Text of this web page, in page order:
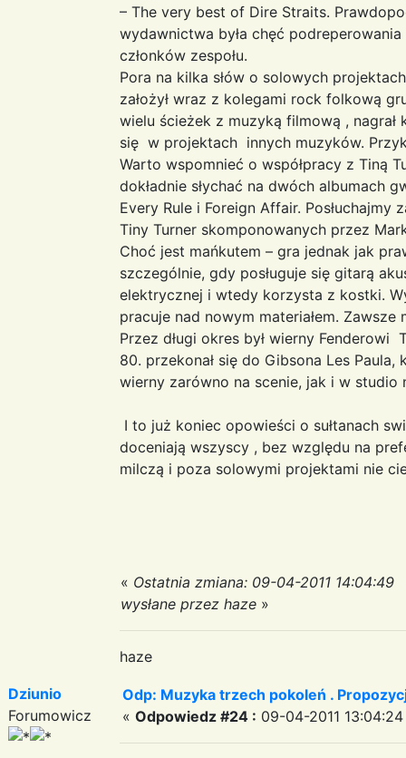
– The very best of Dire Straits.
wydawnictwa była chęć
członków zespołu.
Pora na kilka słów o solowych
założył wraz z kolegami rock folkową
wielu ścieżek z muzyką filmową ,
się w projektach innych muzyków.
Warto wspomnieć o współpracy z Tiną
dokładnie słychać na dwóch albumach
Every Rule i Foreign Affair.
Tiny Turner skomponowanych przez
Choć jest mańkutem – gra jednak jak
szczególnie, gdy posługuje się gitarą
elektrycznej i wtedy korzysta z kostki.
pracuje nad nowym materiałem.
Przez długi okres był wierny
80. przekonał się do Gibsona Les
wierny zarówno na scenie, jak i w studio
I to już koniec opowieści o sułtanach
doceniają wszyscy , bez względu na
milczą i poza solowymi projektami nie
« Ostatnia zmiana: 09-04-2011 14:04:49
wysłane przez haze »
haze
Dziunio
Forumowicz
Odp: Muzyka trzech pokoleń .
« Odpowiedz #24 : 09-04-2011